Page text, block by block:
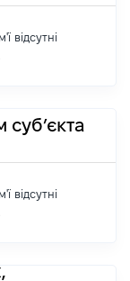
відсутні
відсутні